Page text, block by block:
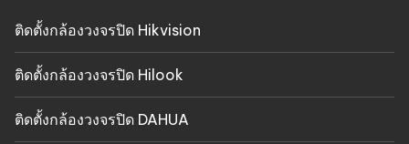
ติดตั้งกล้องวงจรปิด Hikvision
ติดตั้งกล้องวงจรปิด Hilook
ติดตั้งกล้องวงจรปิด DAHUA